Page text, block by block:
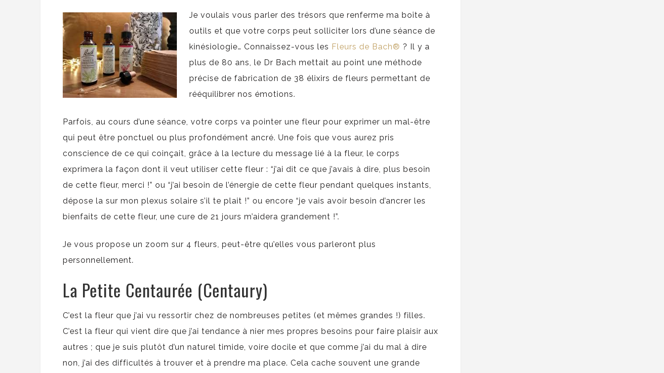
Je voulais vous parler des trésors que renferme ma boîte à
outils et que votre corps peut solliciter lors d’une séance de
kinésiologie… Connaissez-vous les Fleurs de Bach® ? Il y a
plus de 80 ans, le Dr Bach mettait au point une méthode
précise de fabrication de 38 élixirs de fleurs permettant de
rééquilibrer nos émotions.
Parfois, au cours d’une séance, votre corps va pointer une fleur pour exprimer un mal-être
qui peut être ponctuel ou plus profondément ancré. Une fois que vous aurez pris
conscience de ce qui coinçait, grâce à la lecture du message lié à la fleur, le corps
exprimera la façon dont il veut utiliser cette fleur : “j’ai dit ce que j’avais à dire, plus besoin
de cette fleur, merci !” ou “j’ai besoin de l’énergie de cette fleur pendant quelques instants,
dépose la sur mon plexus solaire s’il te plait !” ou encore “je vais avoir besoin d’ancrer les
bienfaits de cette fleur, une cure de 21 jours m’aidera grandement !”.
Je vous propose un zoom sur 4 fleurs, peut-être qu’elles vous parleront plus
personnellement.
La Petite Centaurée (Centaury)
C’est la fleur que j’ai vu ressortir chez de nombreuses petites (et mêmes grandes !) filles.
C’est la fleur qui vient dire que j’ai tendance à nier mes propres besoins pour faire plaisir aux
autres ; que je suis plutôt d’un naturel timide, voire docile et que comme j’ai du mal à dire
non, j’ai des difficultés à trouver et à prendre ma place. Cela cache souvent une grande